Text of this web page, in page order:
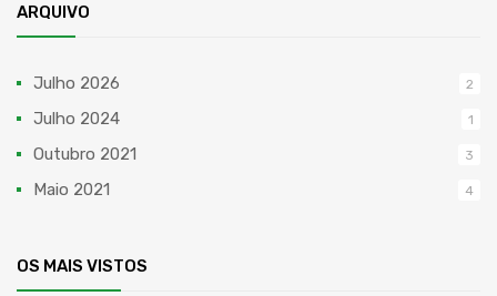
ARQUIVO
Julho 2026 2
Julho 2024 1
Outubro 2021 3
Maio 2021 4
OS MAIS VISTOS